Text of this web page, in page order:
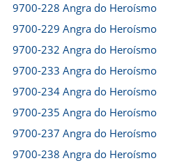
9700-228 Angra do Heroísmo
9700-229 Angra do Heroísmo
9700-232 Angra do Heroísmo
9700-233 Angra do Heroísmo
9700-234 Angra do Heroísmo
9700-235 Angra do Heroísmo
9700-237 Angra do Heroísmo
9700-238 Angra do Heroísmo